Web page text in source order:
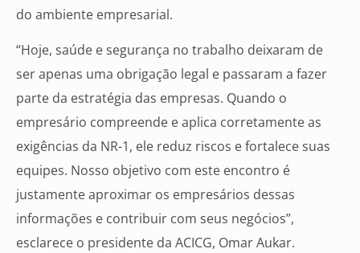
do ambiente empresarial.
“Hoje, saúde e segurança no trabalho deixaram de
ser apenas uma obrigação legal e passaram a fazer
parte da estratégia das empresas. Quando o
empresário compreende e aplica corretamente as
exigências da NR-1, ele reduz riscos e fortalece suas
equipes. Nosso objetivo com este encontro é
justamente aproximar os empresários dessas
informações e contribuir com seus negócios”,
esclarece o presidente da ACICG, Omar Aukar.